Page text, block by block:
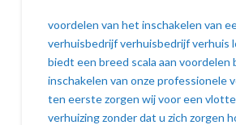
voordelen van het inschakelen van
verhuisbedrijf verhuisbedrijf verhuis
biedt een breed scala aan voordelen
inschakelen van onze professionele
ten eerste zorgen wij voor een
verhuizing zonder dat u zich zorgen